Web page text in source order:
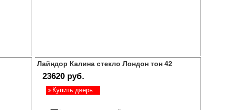
Лайндор Калина стекло Лондон тон 42
23620 руб.
Купить дверь